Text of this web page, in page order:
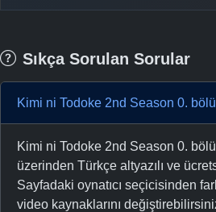
Sıkça Sorulan Sorular
Kimi ni Todoke 2nd Season 0.
Kimi ni Todoke 2nd Season 0.
üzerinden Türkçe altyazılı ve
Sayfadaki oynatıcı seçicisinden
video kaynaklarını